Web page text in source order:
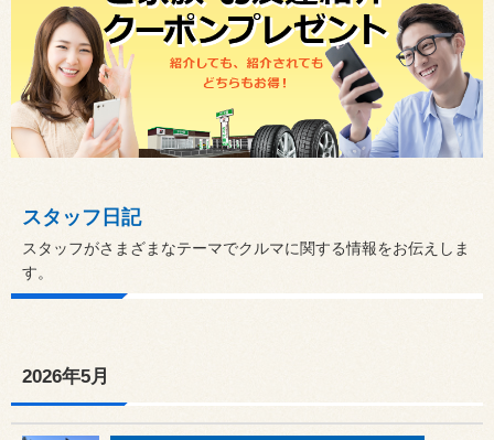
スタッフ日記
スタッフがさまざまなテーマでクルマに関する情報をお伝えしま
す。
2026年5月